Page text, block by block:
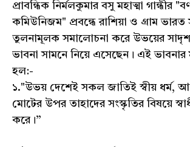
প্রাবন্ধিক নির্মলকুমার বসু মহাত্মা গান্ধীর
কমিউনিজম" প্রবন্ধে রাশিয়া ও গ্রাম ভারত
তুলনামূলক সমালোচনা করে উভয়ের
ভাবনা সামনে নিয়ে এসেছেন। এই
হল:-
১."উভয় দেশেই সকল জাতিই স্বীয় ধর্ম,
মোটের উপর তাহাদের সংস্কৃতির বিষয়ে
করে।”